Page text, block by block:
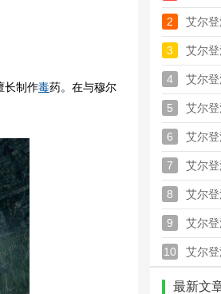
长制作毒药。在与穆尔
+武器
2 艾尔
DLC
3 艾尔
修改器
4 艾尔
套装
5 艾尔
雅黑
6 艾尔
布莱
7 艾尔
始可
8 艾尔
成为
9 艾尔
湖之
10 艾尔
黑甲银
最新文